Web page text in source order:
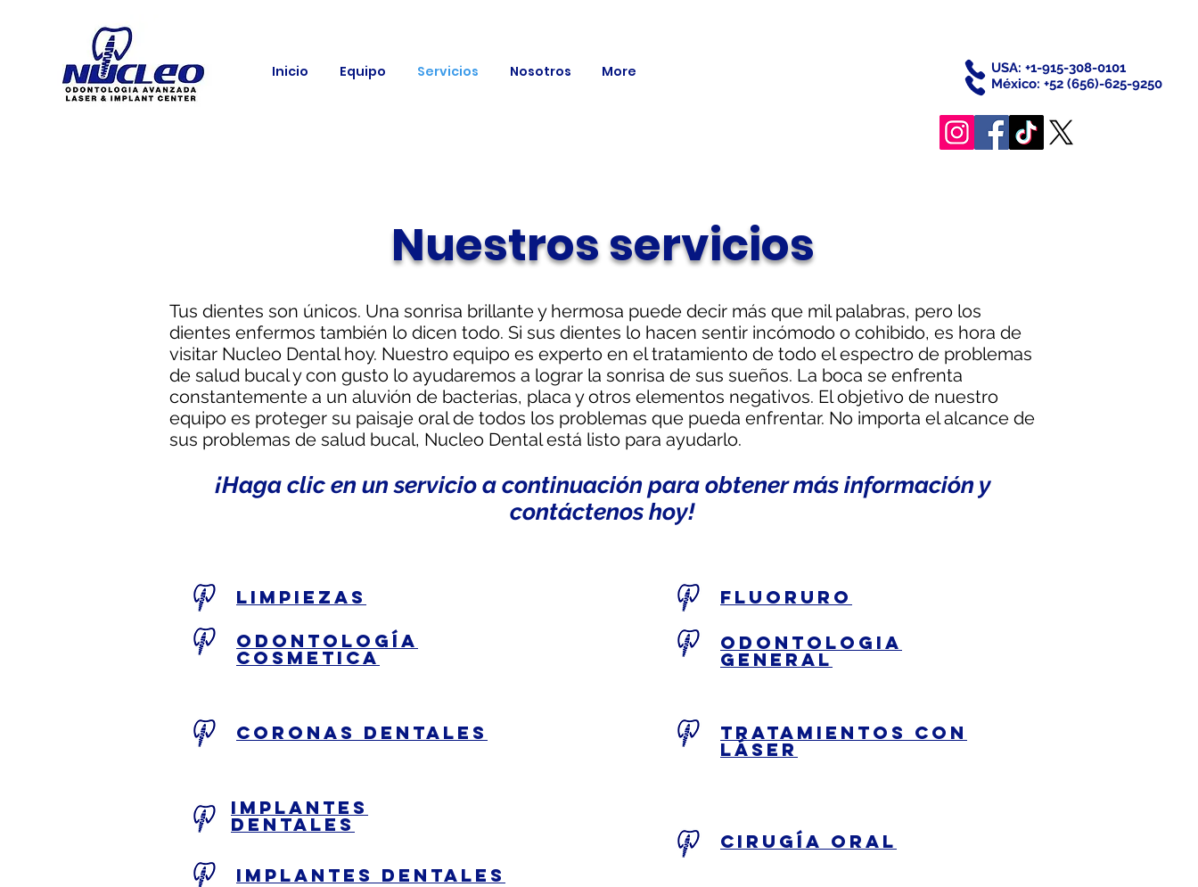
Inicio Equipo Servicios Nosotros More
USA: +1-915-308-0101
México: +52 (656)-625-9250
Nuestros servicios
Tus dientes son únicos. Una sonrisa brillante y hermosa puede decir más que mil palabras, pero los
dientes enfermos también lo dicen todo. Si sus dientes lo hacen sentir incómodo o cohibido, es hora de
visitar Nucleo Dental hoy. Nuestro equipo es experto en el tratamiento de todo el espectro de problemas
de salud bucal y con gusto lo ayudaremos a lograr la sonrisa de sus sueños. La boca se enfrenta
constantemente a un aluvión de bacterias, placa y otros elementos negativos. El objetivo de nuestro
equipo es proteger su paisaje oral de todos los problemas que pueda enfrentar. No importa el alcance de
sus problemas de salud bucal, Nucleo Dental está listo para ayudarlo.
¡Haga clic en un servicio a continuación para obtener más información y
contáctenos hoy!
Limpiezas
Odontología
cosmetica
Coronas Dentales
Implantes
dentales
Implantes dentales
fluoruro
odontologia
general
tratamientos con
láser
cirugía Oral